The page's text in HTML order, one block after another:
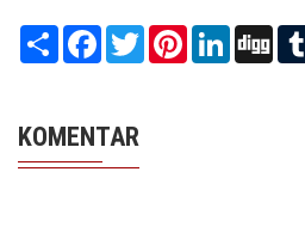
Share Facebook
TwitterPinterestLinkedInDigg
KOMENTAR